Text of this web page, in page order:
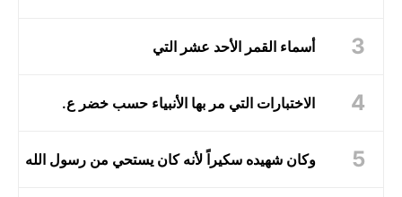
أسماء القمر الأحد عشر التي
الاختبارات التي مر بها الأنبياء حسب خضر ع.
وكان شهيده سكيراً لأنه كان يستحي من رسول الله